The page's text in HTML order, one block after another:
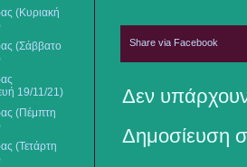
Share via Facebook
Δεν
Δημοσίευση
(Κυριακή
(Σάββατο
19/11/21)
(Πέμπτη
(Τετάρτη